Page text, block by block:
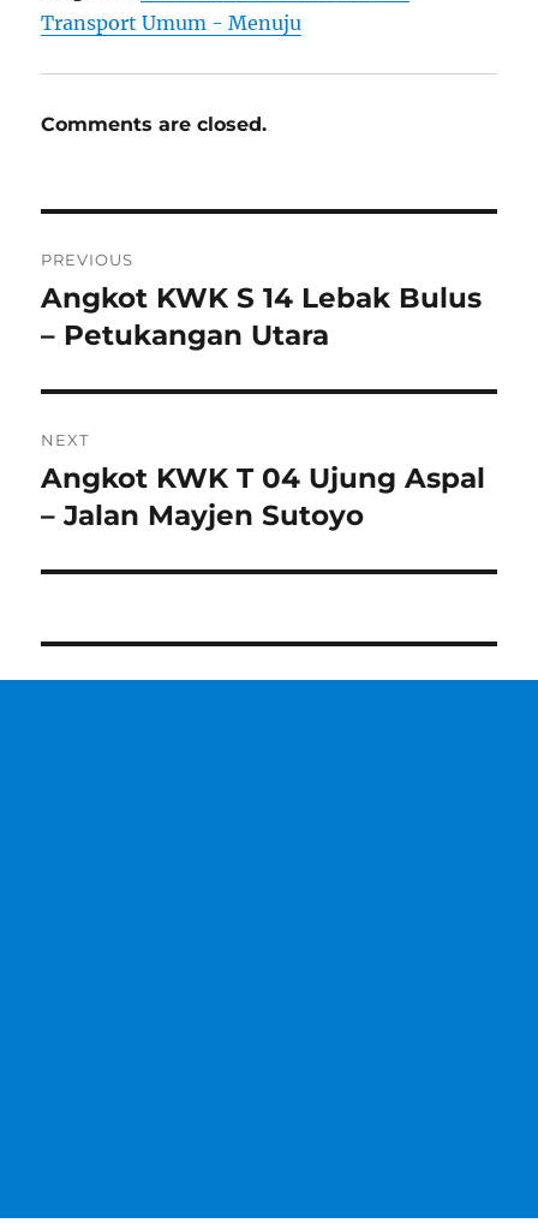
Transport Umum - Menuju
Comments are closed.
navigation
PREVIOUS
Previous
post:
Angkot KWK S 14 Lebak Bulus
– Petukangan Utara
NEXT
Next
post:
Angkot KWK T 04 Ujung Aspal
– Jalan Mayjen Sutoyo